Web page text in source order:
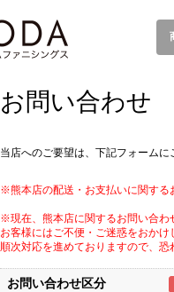
お問い合わせ
当店へのご要望は、下記フォームに
※熊本店の配送・お支払いに関する
※現在、熊本店に関するお問い合わ
お客様にはご不便・ご迷惑をおかけ
順次対応を進めておりますので、
お問い合わせ区分